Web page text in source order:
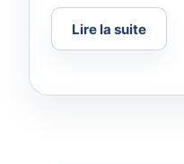
Lire la suite